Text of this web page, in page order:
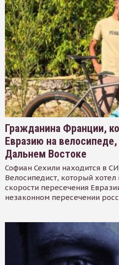
Гражданина Франции,
Евразию на
Дальнем Востоке
Софиан Сехили находится в
Велосипедист, который
скорости пересечения
незаконном пересечении